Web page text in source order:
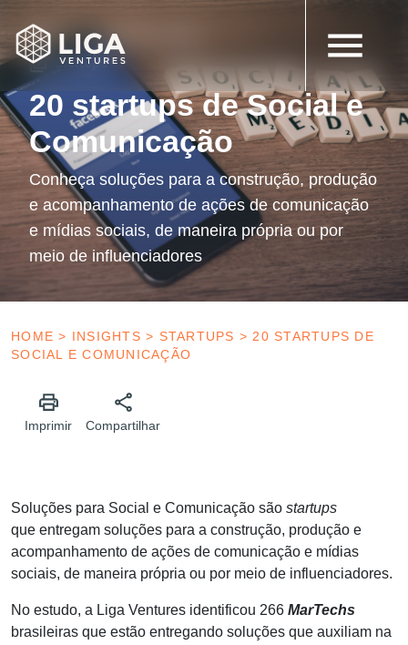
12 de setembro de 2022
Startups
20 startups de Social e
Comunicação
Conheça soluções para a construção, produção
e acompanhamento de ações de comunicação
e mídias sociais, de maneira própria ou por
meio de influenciadores
HOME > INSIGHTS > STARTUPS > 20 STARTUPS DE
SOCIAL E COMUNICAÇÃO
Imprimir Compartilhar
Soluções para Social e Comunicação são startups
que entregam soluções para a construção, produção e
acompanhamento de ações de comunicação e mídias
sociais, de maneira própria ou por meio de influenciadores.
No estudo, a Liga Ventures identificou 266 MarTechs
brasileiras que estão entregando soluções que auxiliam na